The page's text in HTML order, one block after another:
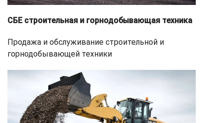
СБЕ строительная и горнодобывающая техника
Продажа и обслуживание строительной и
горнодобывающей техники